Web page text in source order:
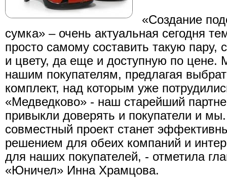
«Создание
сумка» – очень актуальная сегодня
просто самому составить такую
и цвету, да еще и доступную по
нашим покупателям, предлагая
комплект, над которым уже
«Медведково» - наш старейший
привыкли доверять и покупатели и
совместный проект станет
решением для обеих компаний и
для наших покупателей, - отметила
«Юничел» Инна Храмцова.